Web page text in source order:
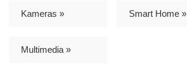
Kameras » Smart Home »
Multimedia »